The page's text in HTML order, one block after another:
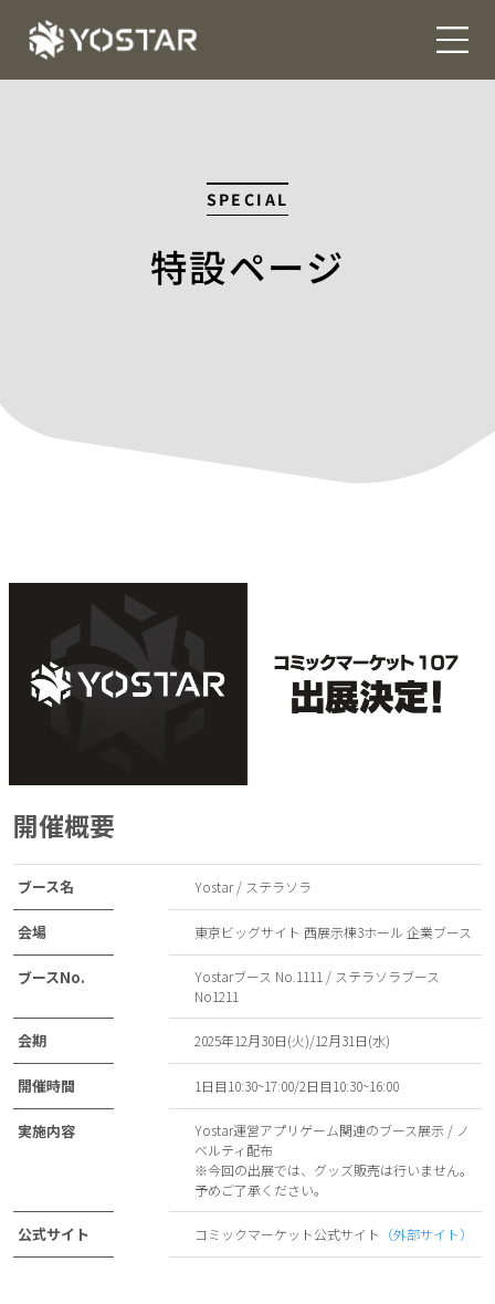
SPECIAL
特設ページ
開催概要
ブース名 Yostar / ステラソラ
会場 東京ビッグサイト 西展示棟3ホール 企業ブース
ブースNo.
Yostarブース No.1111 / ステラソラブース
No1211
会期 2025年12月30日(火)/12月31日(水)
開催時間 1日目10:30~17:00/2日目10:30~16:00
実施内容
Yostar運営アプリゲーム関連のブース展示 / ノ
ベルティ配布
※今回の出展では、グッズ販売は行いません。
予めご了承ください。
公式サイト コミックマーケット公式サイト （外部サイト）